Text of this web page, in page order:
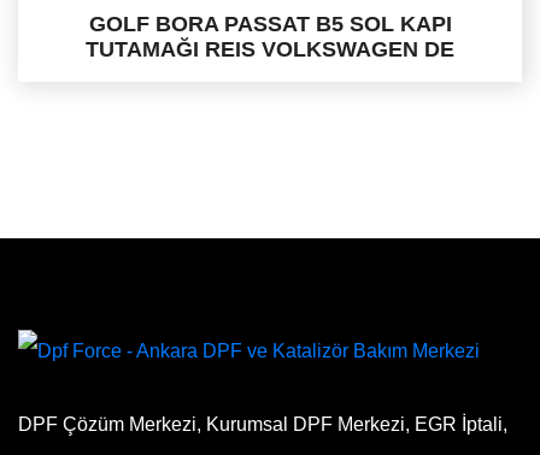
GOLF BORA PASSAT B5 SOL KAPI
TUTAMAĞI REIS VOLKSWAGEN DE
DPF Çözüm Merkezi, Kurumsal DPF Merkezi, EGR İptali,